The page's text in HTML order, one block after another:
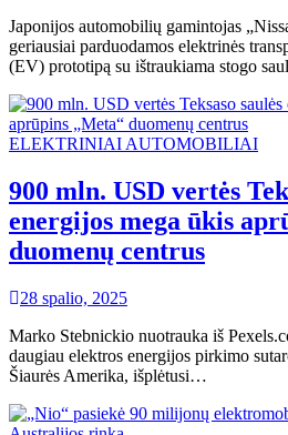
Japonijos automobilių gamintojas
geriausiai parduodamos elektrinės
(EV) prototipą su ištraukiama stogo
ELEKTRINIAI AUTOMOBILIAI
900 mln. USD vertės
energijos mega ūkis
duomenų centrus
28 spalio, 2025
Marko Stebnickio nuotrauka iš
daugiau elektros energijos pirkimo
Šiaurės Amerika, išplėtusi…